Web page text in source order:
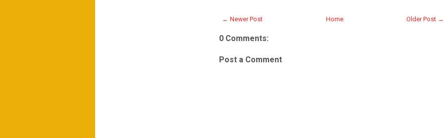
← Newer Post Older Post →
Home
0 Comments:
Post a Comment